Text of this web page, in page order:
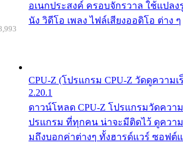
อเนกประสงค์ ครอบจักรวาล ใช้แปล
นัง วิดีโอ เพลง ไฟล์เสียงออดิโอ ต่าง ๆ
CPU-Z (โปรแกรม CPU-Z วัดดูความ
2.20.1
ดาวน์โหลด CPU-Z โปรแกรมวัดควา
ปรแกรม ที่ทุกคน น่าจะมีติดไว้ ดูความ
มถึงบอกค่าต่างๆ ทั้งฮารด์แวร์ ซอฟต์แ